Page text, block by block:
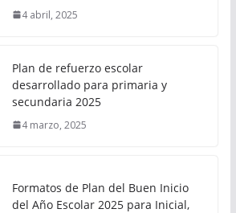
4 abril, 2025
Plan de refuerzo escolar
desarrollado para primaria y
secundaria 2025
4 marzo, 2025
Formatos de Plan del Buen Inicio
del Año Escolar 2025 para Inicial,